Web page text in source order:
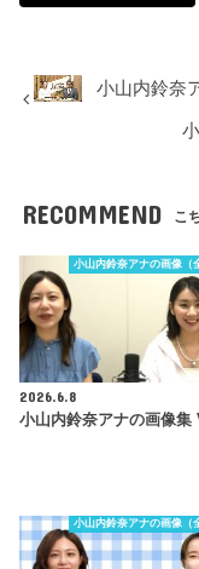
小山内鈴奈
RECOMMEND こ
小山内鈴奈アナの画像（
2026.6.8
小山内鈴奈アナの画像集
小山内鈴奈アナの画像（